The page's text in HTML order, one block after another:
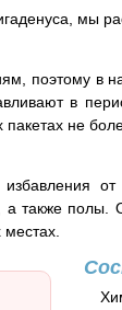
мы
поэтому в
в
не
также полы.